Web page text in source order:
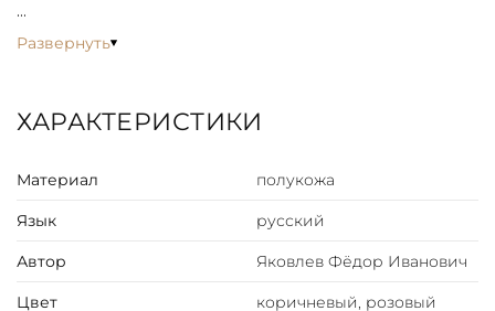
ОПИСАНИЕ
е.
окончании Московской духовной академии он занял
Яковлева принадлежит ряд произведений светского и
духовного содержания.
Апокалипсис — это особый жанр священной
Развернуть
ХАРАКТЕРИСТИКИ
Материал полукожа
Язык русский
Автор Яковлев Фёдор Иванович
Цвет коричневый, розовый